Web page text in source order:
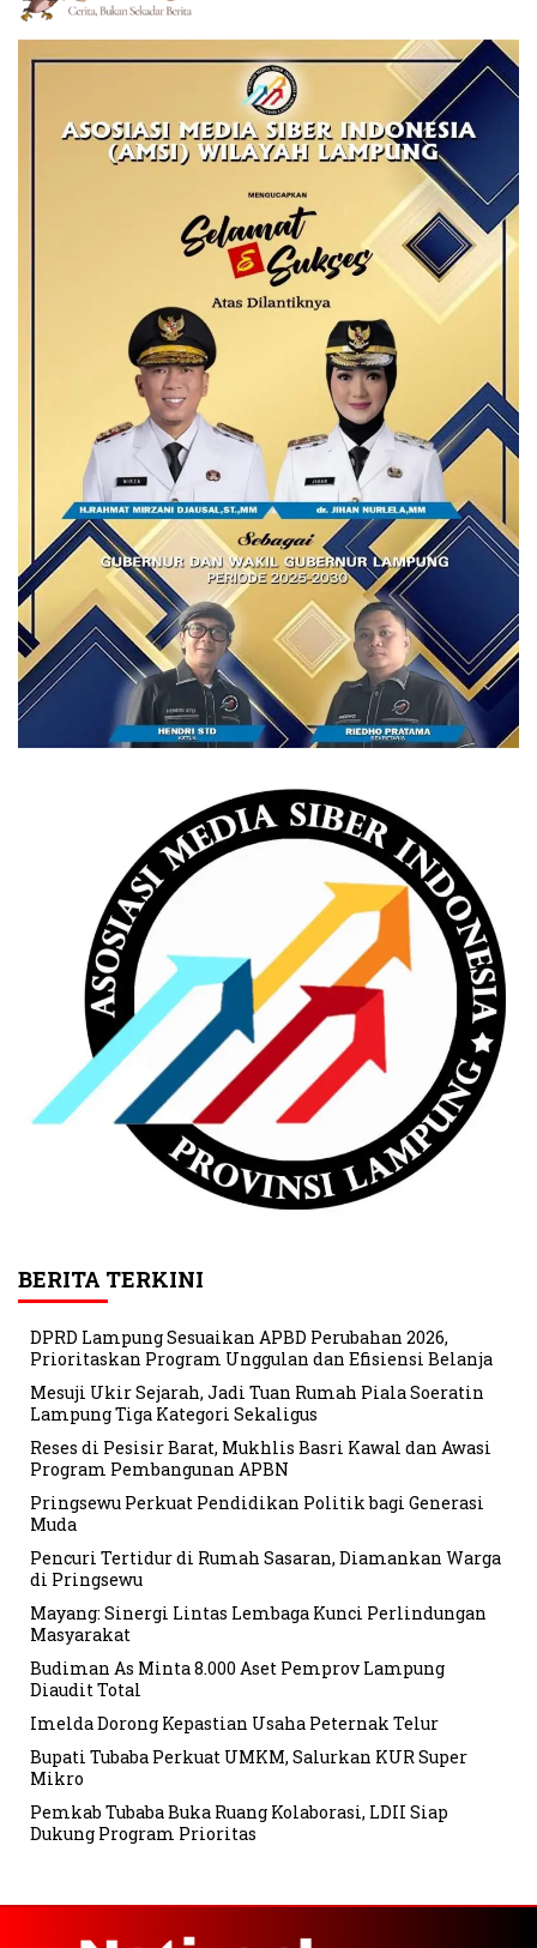
BERITA TERKINI
DPRD Lampung Sesuaikan APBD Perubahan 2026,
Prioritaskan Program Unggulan dan Efisiensi Belanja
Mesuji Ukir Sejarah, Jadi Tuan Rumah Piala Soeratin
Lampung Tiga Kategori Sekaligus
Reses di Pesisir Barat, Mukhlis Basri Kawal dan Awasi
Program Pembangunan APBN
Pringsewu Perkuat Pendidikan Politik bagi Generasi
Muda
Pencuri Tertidur di Rumah Sasaran, Diamankan Warga
di Pringsewu
Mayang: Sinergi Lintas Lembaga Kunci Perlindungan
Masyarakat
Budiman As Minta 8.000 Aset Pemprov Lampung
Diaudit Total
Imelda Dorong Kepastian Usaha Peternak Telur
Bupati Tubaba Perkuat UMKM, Salurkan KUR Super
Mikro
Pemkab Tubaba Buka Ruang Kolaborasi, LDII Siap
Dukung Program Prioritas